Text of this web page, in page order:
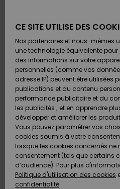
& Tongs
Surf
Snow
& Tongs
Surf
Snow
FEMME
A
Découvrir
Snow
SURF
Surf
Shop
Enfant
Highlights
SNOW
Snow
Shop
Enfant
Snow
Shop
Femme
A
Découvrir
OUTLET
Enfant
Outlet
Femme
AIDE &
CONTACT
Retours
Paiement
Carte
Cadeau
Quiksilver
Freedom
Protection
des
MAGASINS
CE SITE UTILISE DES
Nos partenaires et nous-mêmes
une technologie équivalente
des informations sur votre
personnelles (comme vos
adresse IP) peuvent être utilisées
publications et du contenu
performance publicitaire et du
les publicités ; et en apprendre
développer et améliorer les
Vous pouvez paramétrer vos
cookies soumis à votre
lorsque les cookies concernés ne
consentement (tels que certains
d’audience). Pour plus
Politique d'utilisation des cookies
confidentialité